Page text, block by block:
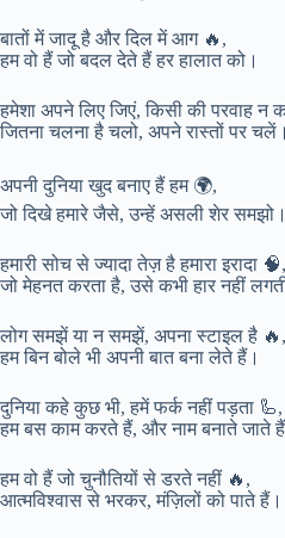
बातों में जादू है और दिल में आग 🔥,
हम वो हैं जो बदल देते हैं हर हालात को।
हमेशा अपने लिए जिएं, किसी की परवाह न
जितना चलना है चलो, अपने रास्तों पर चलें।
अपनी दुनिया खुद बनाए हैं हम 🌍,
जो दिखे हमारे जैसे, उन्हें असली शेर समझो।
हमारी सोच से ज्यादा तेज़ है हमारा इरादा 🧠,
जो मेहनत करता है, उसे कभी हार नहीं
लोग समझें या न समझें, अपना स्टाइल है 🔥,
हम बिन बोले भी अपनी बात बना लेते हैं।
दुनिया कहे कुछ भी, हमें फर्क नहीं पड़ता 🦾,
हम बस काम करते हैं, और नाम बनाते जाते
हम वो हैं जो चुनौतियों से डरते नहीं 🔥,
आत्मविश्वास से भरकर, मंज़िलों को पाते हैं।